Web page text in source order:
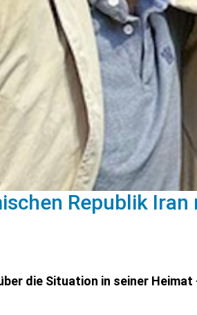
Republik
die Situation in seiner